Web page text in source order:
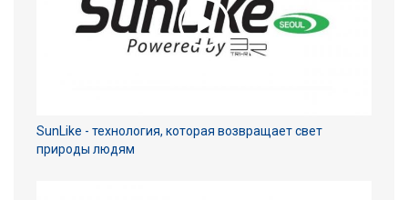
SunLike - технология, которая возвращает свет
природы людям